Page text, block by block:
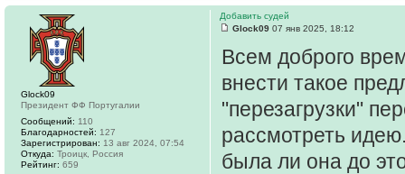
Добавить судей
Glock09 07 янв 2025, 18:12
Всем доброго
внести такое
"перезагрузки"
рассмотреть
была ли она до
Glock09
Президент ФФ Португалии
Сообщений: 110
Благодарностей: 127
Зарегистрирован: 13 авг 2024, 07:54
Откуда: Троицк, Россия
Рейтинг: 659